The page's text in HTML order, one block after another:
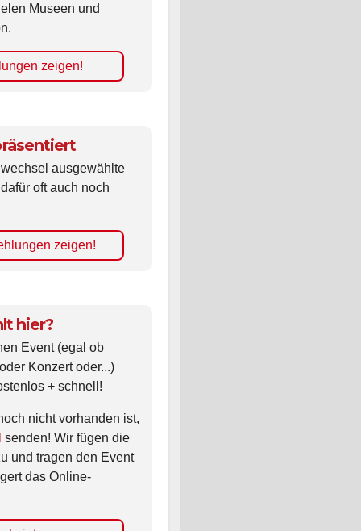
Museen und
zeigen!
ausgewählte
oft auch noch
zeigen!
hier?
Event (egal ob
Konzert oder...)
+ schnell!
nicht vorhanden ist,
senden! Wir fügen die
und tragen den Event
das Online-